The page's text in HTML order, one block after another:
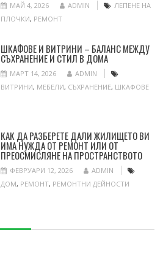
МАЙ 4, 2026 ADMIN
ЛЕПЕНЕ НА
ПЛОЧКИ, РЕМОНТ
ШКАФОВЕ И ВИТРИНИ – БАЛАНС МЕЖДУ
СЪХРАНЕНИЕ И СТИЛ В ДОМА
МАРТ 14, 2026
ADMIN
ВИТРИНИ, МЕБЕЛИ, СЪХРАНЕНИЕ, ШКАФОВЕ
КАК ДА РАЗБЕРЕТЕ ДАЛИ ЖИЛИЩЕТО ВИ
ИМА НУЖДА ОТ РЕМОНТ ИЛИ ОТ
ПРЕОСМИСЛЯНЕ НА ПРОСТРАНСТВОТО
ФЕВРУАРИ 12, 2026
ADMIN
ДОМ, РЕМОНТ, РЕМОНТНИ ДЕЙНОСТИ